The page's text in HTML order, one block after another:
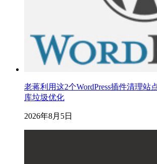
老蒋利用这2个WordPress插件清理站
库垃圾优化
2026年8月5日